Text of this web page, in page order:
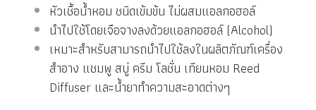
หัวเชื้อน้ำหอม ชนิดเข้มข้น ไม่ผสมแอลกอฮอล์
นำไปใช้โดยเจือจางลงด้วยแอลกอฮอล์ (Alcohol)
เหมาะสำหรับสามารถนำไปใช้ลงในผลิตภัณฑ์เครื่อง
สำอาง แชมพู สบู่ ครีม โลชั่น เทียนหอม Reed
Diffuser และน้ำยาทำความสะอาดต่างๆ